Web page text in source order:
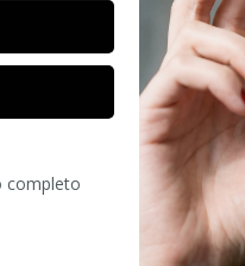
completo